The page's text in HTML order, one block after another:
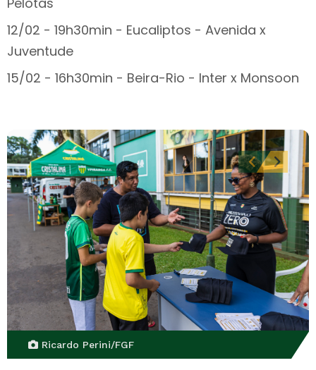
12/02 - 19h30min - Eucaliptos - Avenida x
Juventude
15/02 - 16h30min - Beira-Rio - Inter x Monsoon
Ricardo Perini/FGF